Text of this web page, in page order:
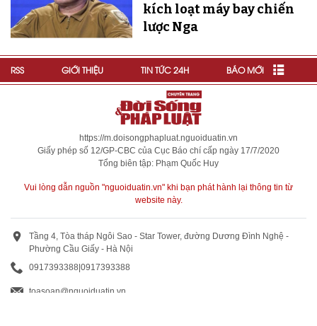
kích loạt máy bay chiến
lược Nga
RSS GIỚI THIỆU TIN TỨC 24H BÁO MỚI
https://m.doisongphapluat.nguoiduatin.vn
Giấy phép số 12/GP-CBC của Cục Báo chí cấp ngày 17/7/2020
Tổng biên tập: Phạm Quốc Huy
Vui lòng dẫn nguồn "nguoiduatin.vn" khi bạn phát hành lại thông tin từ
website này.
Tầng 4, Tòa tháp Ngôi Sao - Star Tower, đường Dương Đình Nghệ -
Phường Cầu Giấy - Hà Nội
0917393388|0917393388
toasoan@nguoiduatin.vn